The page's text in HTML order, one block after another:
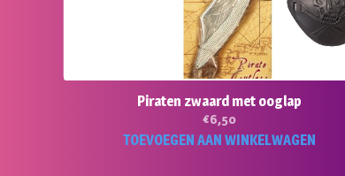
Piraten zwaard met ooglap
€6,50
TOEVOEGEN AAN WINKELWAGEN